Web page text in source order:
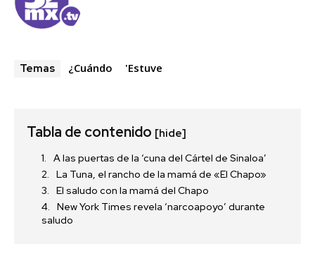
Temas ¿Cuándo 'Estuve
Tabla de contenido [hide]
A las puertas de la ‘cuna del Cártel de Sinaloa’
La Tuna, el rancho de la mamá de «El Chapo»
El saludo con la mamá del Chapo
New York Times revela ‘narcoapoyo’ durante
saludo